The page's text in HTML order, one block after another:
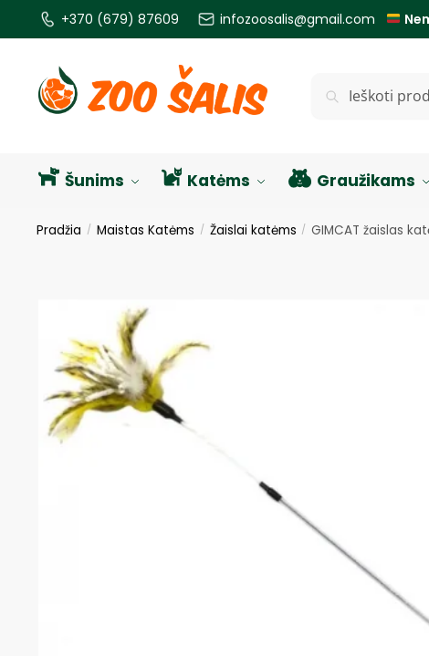
+370 (679) 87609 infozoosalis@gmail.com
Šunims Katėms Graužikams
Pradžia / Maistas Katėms / Žaislai katėms / GIMCAT žaislas